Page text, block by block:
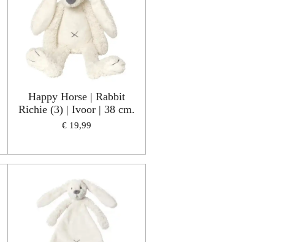
Happy Horse | Rabbit
Richie (3) | Ivoor | 38 cm.
€ 19,99